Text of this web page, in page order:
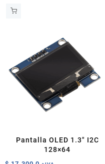
Pantalla OLED 1.3″ I2C
128×64